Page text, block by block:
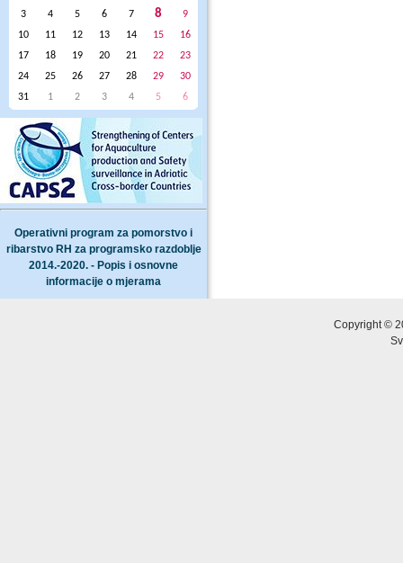
3
4 5 6 7 8
9
10
11 12 13 14 15
16
17
18 19 20 21 22
23
24
25 26 27 28 29
30
31
1 2 3 4 5 6
Operativni program za pomorstvo i
ribarstvo RH za programsko razdoblje
2014.-2020. - Popis i osnovne
informacije o mjerama
Copyright ©